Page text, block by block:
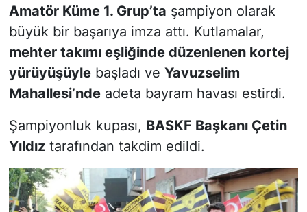
Amatör Küme 1. Grup’ta şampiyon olarak
büyük bir başarıya imza attı. Kutlamalar,
mehter takımı eşliğinde düzenlenen kortej
yürüyüşüylebaşladı ve Yavuzselim
Mahallesi’ndeadeta bayram havası estirdi.
Şampiyonluk kupası, BASKF Başkanı Çetin
Yıldıztarafından takdim edildi.